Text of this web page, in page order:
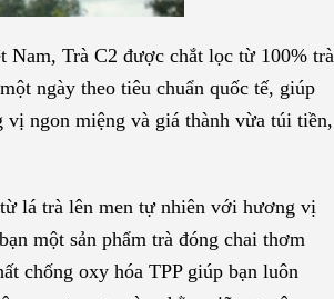
Trà C2 được chắt lọc từ 100% trà
ngày theo tiêu chuẩn quốc tế, giúp
ngon miệng và giá thành vừa túi tiền,
lá trà lên men tự nhiên với hương vị
một sản phẩm trà đóng chai thơm
chống oxy hóa TPP giúp bạn luôn